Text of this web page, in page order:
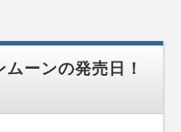
ーンの発売日！